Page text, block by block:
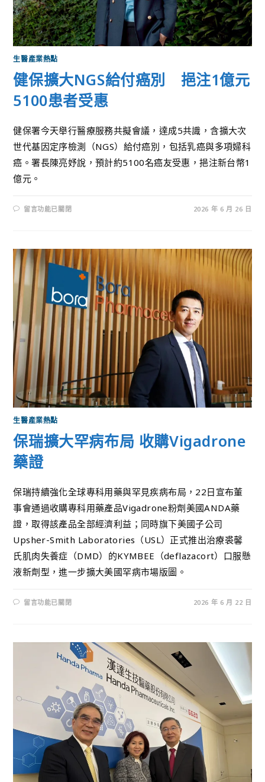
生醫產業熱點
健保擴大NGS給付癌別 挹注1億元
5100患者受惠
健保署今天舉行醫療服務共擬會議，達成5共識，含擴大次
世代基因定序檢測（NGS）給付癌別，包括乳癌與多項婦科
癌。署長陳亮妤說，預計約5100名癌友受惠，挹注新台幣1
億元。
留言功能已關閉 2026 年 6 月 26 日
生醫產業熱點
保瑞擴大罕病布局 收購Vigadrone
藥證
保瑞持續強化全球專科用藥與罕見疾病布局，22日宣布董
事會通過收購專科用藥產品Vigadrone粉劑美國ANDA藥
證，取得該產品全部經濟利益；同時旗下美國子公司
Upsher-Smith Laboratories（USL）正式推出治療裘馨
氏肌肉失養症（DMD）的KYMBEE（deflazacort）口服懸
液新劑型，進一步擴大美國罕病市場版圖。
留言功能已關閉 2026 年 6 月 22 日